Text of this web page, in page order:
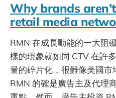
Why brands
retail media
RMN 在成長動能的一大阻
樣的現象就如同 CTV 在許
量的碎片化，很難像美國市
RMN 的確是廣告主及代理